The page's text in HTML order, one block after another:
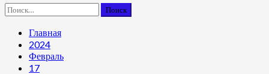
Найти:
Главная
2024
Февраль
17